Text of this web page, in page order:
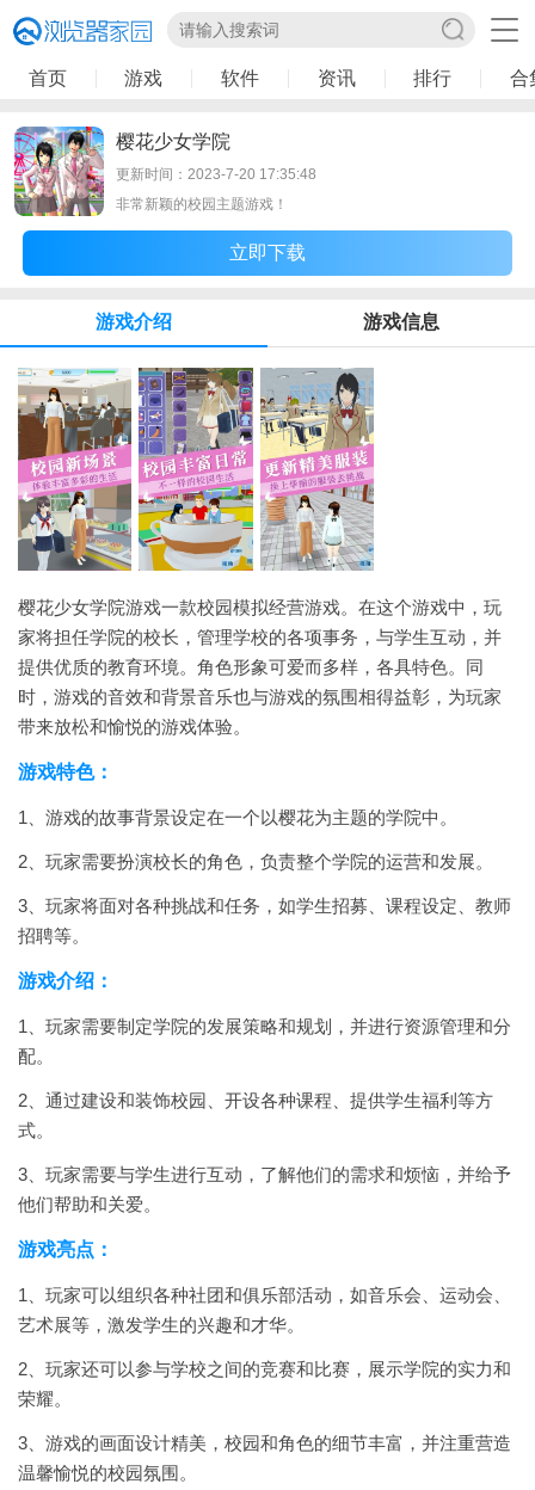
首页 游戏 软件 资讯 排行 合
樱花少女学院
更新时间：2023-7-20 17:35:48
非常新颖的校园主题游戏！
立即下载
游戏介绍 游戏信息
樱花少女学院游戏一款校园模拟经营游戏。在这个游戏中，玩
家将担任学院的校长，管理学校的各项事务，与学生互动，并
提供优质的教育环境。角色形象可爱而多样，各具特色。同
时，游戏的音效和背景音乐也与游戏的氛围相得益彰，为玩家
带来放松和愉悦的游戏体验。
游戏特色：
1、游戏的故事背景设定在一个以樱花为主题的学院中。
2、玩家需要扮演校长的角色，负责整个学院的运营和发展。
3、玩家将面对各种挑战和任务，如学生招募、课程设定、教师
招聘等。
游戏介绍：
1、玩家需要制定学院的发展策略和规划，并进行资源管理和分
配。
2、通过建设和装饰校园、开设各种课程、提供学生福利等方
式。
3、玩家需要与学生进行互动，了解他们的需求和烦恼，并给予
他们帮助和关爱。
游戏亮点：
1、玩家可以组织各种社团和俱乐部活动，如音乐会、运动会、
艺术展等，激发学生的兴趣和才华。
2、玩家还可以参与学校之间的竞赛和比赛，展示学院的实力和
荣耀。
3、游戏的画面设计精美，校园和角色的细节丰富，并注重营造
温馨愉悦的校园氛围。